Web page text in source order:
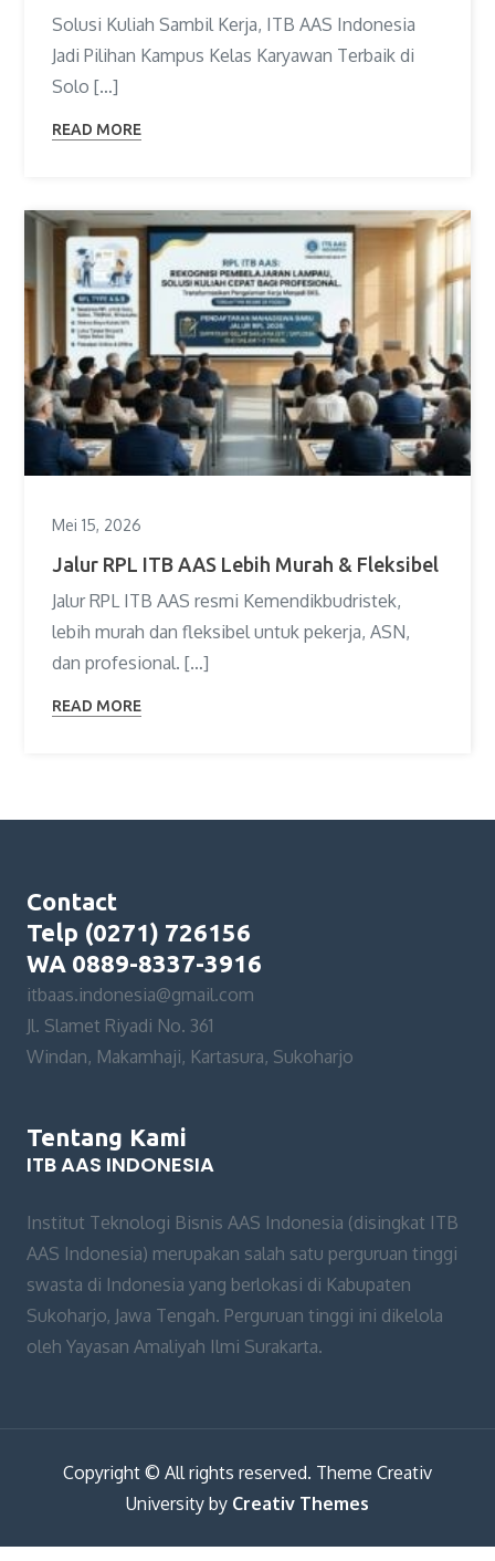
Solusi Kuliah Sambil Kerja, ITB AAS Indonesia
Jadi Pilihan Kampus Kelas Karyawan Terbaik di
Solo […]
READ MORE
Mei 15, 2026
Jalur RPL ITB AAS Lebih Murah & Fleksibel
Jalur RPL ITB AAS resmi Kemendikbudristek,
lebih murah dan fleksibel untuk pekerja, ASN,
dan profesional. […]
READ MORE
Contact
Telp (0271) 726156
WA 0889-8337-3916
itbaas.indonesia@gmail.com
Jl. Slamet Riyadi No. 361
Windan, Makamhaji, Kartasura, Sukoharjo
Tentang Kami
ITB AAS INDONESIA
Institut Teknologi Bisnis AAS Indonesia (disingkat ITB
AAS Indonesia) merupakan salah satu perguruan tinggi
swasta di Indonesia yang berlokasi di Kabupaten
Sukoharjo, Jawa Tengah. Perguruan tinggi ini dikelola
oleh Yayasan Amaliyah Ilmi Surakarta.
Copyright © All rights reserved. Theme Creativ
University by Creativ Themes